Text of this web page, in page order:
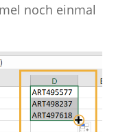
noch einmal